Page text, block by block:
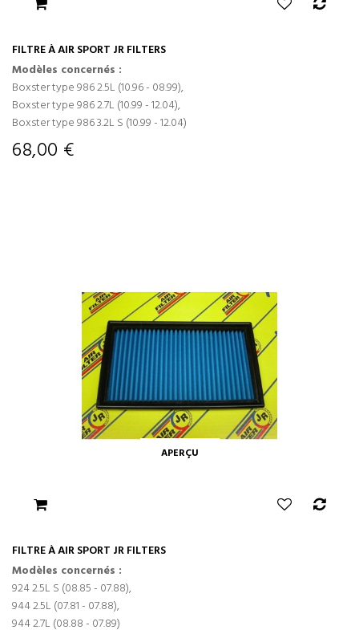
FILTRE À AIR SPORT JR FILTERS
Modèles concernés :
Boxster type 986 2.5L (10.96 - 08.99),
Boxster type 986 2.7L (10.99 - 12.04),
Boxster type 986 3.2L S (10.99 - 12.04)
68,00 €
APERÇU
FILTRE À AIR SPORT JR FILTERS
Modèles concernés :
924 2.5L S (08.85 - 07.88),
944 2.5L (07.81 - 07.88),
944 2.7L (08.88 - 07.89)